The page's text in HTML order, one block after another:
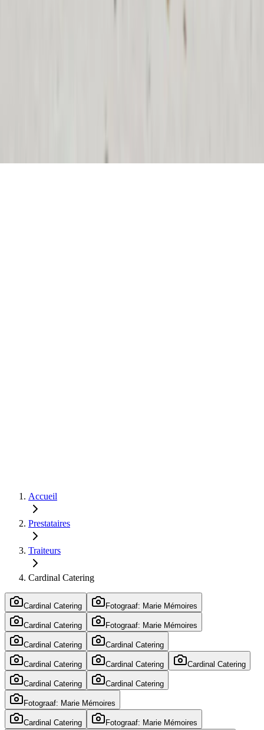
Accueil
Prestataires
Traiteurs
Cardinal Catering
Cardinal Catering Fotograaf: Marie Mémoires
Cardinal Catering Fotograaf: Marie Mémoires
Cardinal Catering Cardinal Catering
Cardinal Catering Cardinal Catering Cardinal Catering
Cardinal Catering Cardinal Catering
Fotograaf: Marie Mémoires
Cardinal Catering Fotograaf: Marie Mémoires